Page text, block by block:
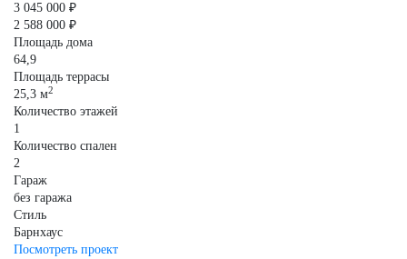
3 045 000 ₽
2 588 000 ₽
Площадь дома
64,9
Площадь террасы
25,3 м2
Количество этажей
1
Количество спален
2
Гараж
без гаража
Стиль
Барнхаус
Посмотреть проект